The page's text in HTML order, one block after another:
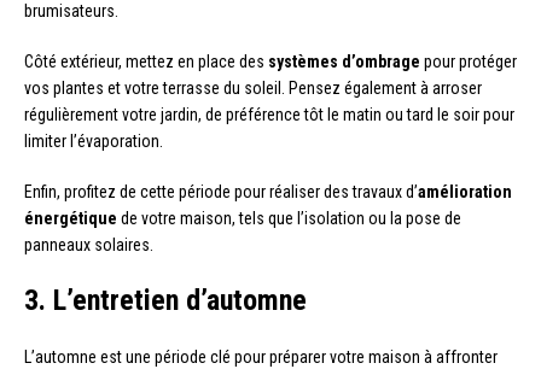
brumisateurs.
Côté extérieur, mettez en place des systèmes d’ombrage pour protéger
vos plantes et votre terrasse du soleil. Pensez également à arroser
régulièrement votre jardin, de préférence tôt le matin ou tard le soir pour
limiter l’évaporation.
Enfin, profitez de cette période pour réaliser des travaux d’amélioration
énergétique de votre maison, tels que l’isolation ou la pose de
panneaux solaires.
3. L’entretien d’automne
L’automne est une période clé pour préparer votre maison à affronter